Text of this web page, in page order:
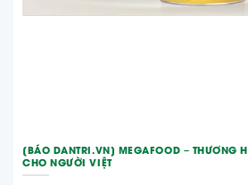
[BÁO DANTRI.VN] MEGAFOOD – THƯƠNG
CHO NGƯỜI VIỆT